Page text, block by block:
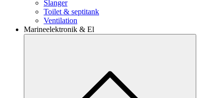
Slanger
Toilet & septitank
Ventilation
Marineelektronik & El